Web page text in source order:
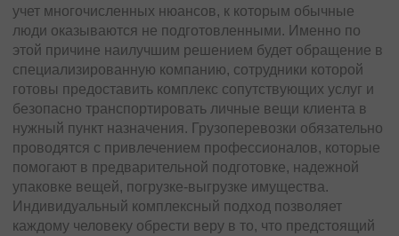
Доставка грузов в (из) Турции
Грузоперевозки в(из) Исландию
Доставка грузов в (из) Северную Македонию
Негабаритные перевозки
Трансформаторы
Строительное оборудование
Перевозка сельхозтехники
Тракторы
Комбайны
учет многочисленных нюансов, к которым обычные
люди оказываются не подготовленными. Именно по
этой причине наилучшим решением будет обращение в
специализированную компанию, сотрудники которой
готовы предоставить комплекс сопутствующих услуг и
безопасно транспортировать личные вещи клиента в
нужный пункт назначения. Грузоперевозки обязательно
проводятся с привлечением профессионалов, которые
помогают в предварительной подготовке, надежной
упаковке вещей, погрузке-выгрузке имущества.
Индивидуальный комплексный подход позволяет
каждому человеку обрести веру в то, что предстоящий